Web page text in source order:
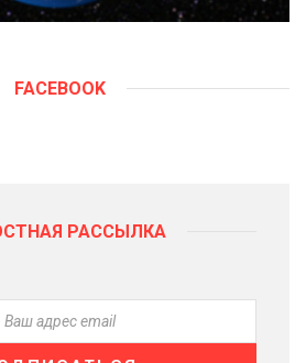
FACEBOOK
РАССЫЛКА